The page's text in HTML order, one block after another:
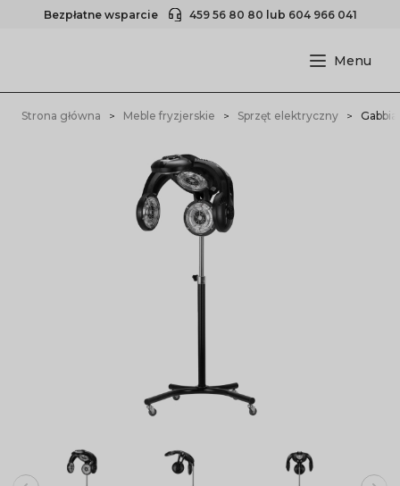
Bezpłatne wsparcie 459 56 80 80 lub 604 966 041
Strona główna Meble fryzjerskie Sprzęt elektryczny